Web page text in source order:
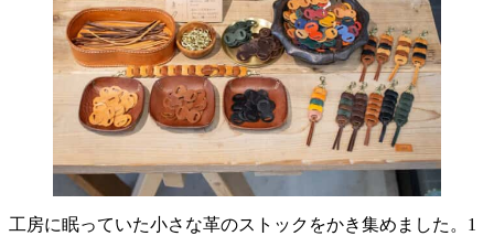
工房に眠っていた小さな革のストックをかき集めました。1